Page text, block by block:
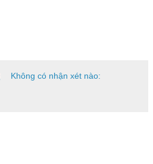
Không có nhận xét nào: